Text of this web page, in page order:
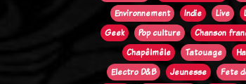
Environnement
Indie Live
Geek
Pop culture Chanson
Chapêlmêle
Tatouage
Electro D&B
Jeunesse
Fete